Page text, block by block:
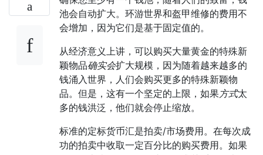
池会自动扩大。环游世界和盔甲维修的费用不
会增加，因为它们是基于固定值的。
从经济意义上讲，可以购买大量黄金的特殊新
颖物品确实会扩大规模，因为随着越来越多的
钱涌入世界，人们会购买更多的特殊新颖物
品。但是，这有一个坚定的上限，如果方式太
多的钱洪泛，他们就会停止缩放。
标准的定标货币汇是拍卖/市场费用。在每次成
功的拍卖中收取一定百分比的购买费用。如果